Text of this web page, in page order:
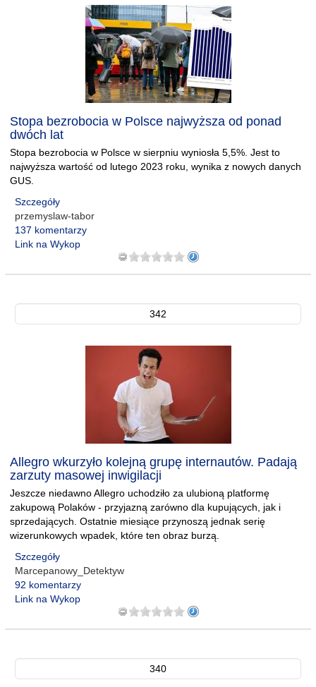
Stopa bezrobocia w Polsce najwyższa od ponad
dwóch lat
Stopa bezrobocia w Polsce w sierpniu wyniosła 5,5%. Jest to
najwyższa wartość od lutego 2023 roku, wynika z nowych danych
GUS.
Szczegóły
przemyslaw-tabor
137 komentarzy
Link na Wykop
342
Allegro wkurzyło kolejną grupę internautów. Padają
zarzuty masowej inwigilacji
Jeszcze niedawno Allegro uchodziło za ulubioną platformę
zakupową Polaków - przyjazną zarówno dla kupujących, jak i
sprzedających. Ostatnie miesiące przynoszą jednak serię
wizerunkowych wpadek, które ten obraz burzą.
Szczegóły
Marcepanowy_Detektyw
92 komentarzy
Link na Wykop
340